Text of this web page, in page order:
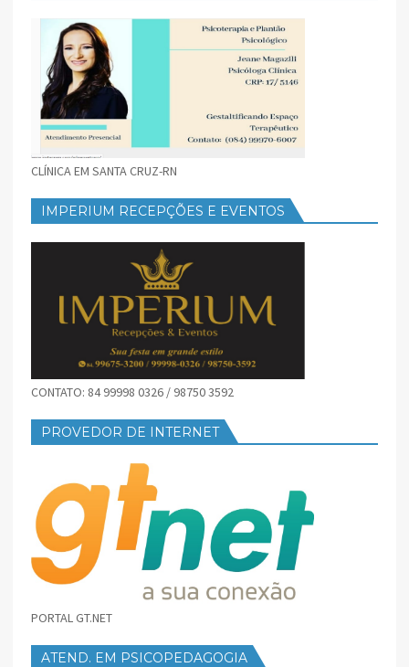
CLÍNICA EM SANTA CRUZ-RN
IMPERIUM RECEPÇÕES E EVENTOS
CONTATO: 84 99998 0326 / 98750 3592
PROVEDOR DE INTERNET
PORTAL GT.NET
ATEND. EM PSICOPEDAGOGIA